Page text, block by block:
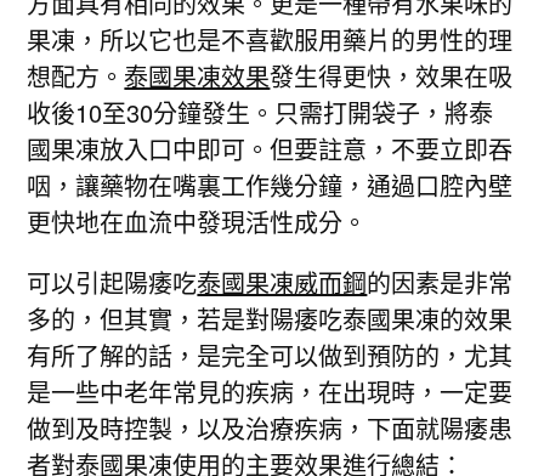
果凍，所以它也是不喜歡服用藥片的男性的理
想配方。 泰國果凍效果發生得更快，效果在吸
收後10至30分鐘發生。只需打開袋子，將泰
國果凍放入口中即可。但要註意，不要立即吞
咽，讓藥物在嘴裏工作幾分鐘，通過口腔內壁
更快地在血流中發現活性成分。
可以引起陽痿吃泰國果凍威而鋼的因素是非常
多的，但其實，若是對陽痿吃泰國果凍的效果
有所了解的話，是完全可以做到預防的，尤其
是一些中老年常見的疾病，在出現時，一定要
做到及時控製，以及治療疾病，下面就陽痿患
者對泰國果凍使用的主要效果進行總結：